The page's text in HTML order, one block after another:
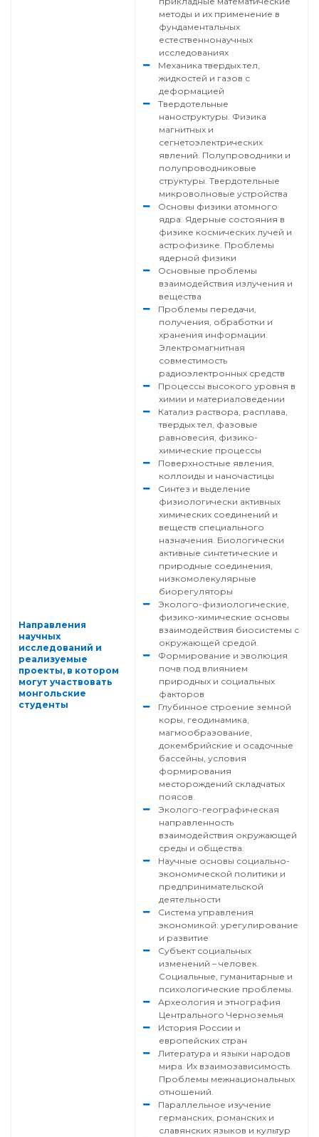
Направления
научных
исследований и
реализуемые
проекты, в котором
могут участвовать
монгольские
студенты
методы и их применение в
фундаментальных
естественнонаучных
исследованиях
Механика твердых тел,
жидкостей и газов с
деформацией
Твердотельные
наноструктуры. Физика
магнитных и
сегнетоэлектрических
явлений. Полупроводники и
полупроводниковые
структуры. Твердотельные
микроволновые устройства
Основы физики атомного
ядра. Ядерные состояния в
физике космических лучей и
астрофизике. Проблемы
ядерной физики
Основные проблемы
взаимодействия излучения и
вещества
Проблемы передачи,
получения, обработки и
хранения информации.
Электромагнитная
совместимость
радиоэлектронных средств
Процессы высокого уровня в
химии и материаловедении
Катализ раствора, расплава,
твердых тел, фазовые
равновесия, физико-
химические процессы
Поверхностные явления,
коллоиды и наночастицы
Синтез и выделение
физиологически активных
химических соединений и
веществ специального
назначения. Биологически
активные синтетические и
природные соединения,
низкомолекулярные
биорегуляторы
Эколого-физиологические,
физико-химические основы
взаимодействия биосистемы с
окружающей средой.
Формирование и эволюция
почв под влиянием
природных и социальных
факторов
Глубинное строение земной
коры, геодинамика,
магмообразование,
докембрийские и осадочные
бассейны, условия
формирования
месторождений складчатых
поясов.
Эколого-географическая
направленность
взаимодействия окружающей
среды и общества.
Научные основы социально-
экономической политики и
предпринимательской
деятельности
Система управления
экономикой: урегулирование
и развитие
Субъект социальных
изменений – человек.
Социальные, гуманитарные и
психологические проблемы.
Археология и этнография
Центрального Черноземья
История России и
европейских стран
Литература и языки народов
мира. Их взаимозависимость.
Проблемы межнациональных
отношений.
Параллельное изучение
германских, романских и
славянских языков и культур